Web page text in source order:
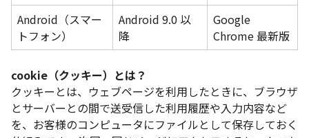
Android（スマー
トフォン）
Android 9.0 以
降
Google
Chrome 最新版
cookie（クッキー）とは？
クッキーとは、ウェブページを利用したときに、ブラウザ
とサーバーとの間で送受信した利用履歴や入力内容など
を、お客様のコンピュータにファイルとして保存しておく